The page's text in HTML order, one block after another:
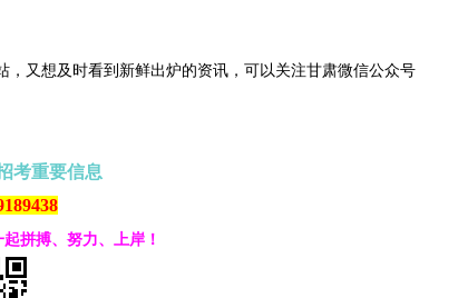
，又想及时看到新鲜出炉的资讯，可以关注甘肃微信公众号
考重要信息
拼搏、努力、上岸！